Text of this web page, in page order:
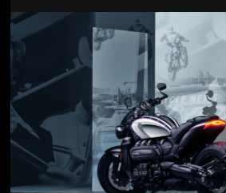
Jön még kép!